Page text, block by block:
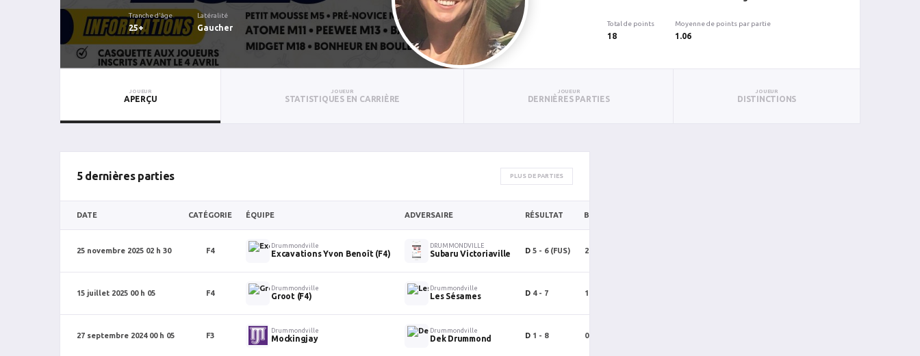
Tranche d'âge
25+
Latéralité
Gaucher Total de points
18
Moyenne de points par partie
1.06
JOUEUR
APERÇU
JOUEUR
STATISTIQUES EN CARRIÈRE
JOUEUR
DERNIÈRES PARTIES
JOUEUR
DISTINCTIONS
5 dernières parties PLUS DE PARTIES
DATE CATÉGORIE ÉQUIPE ADVERSAIRE RÉSULTAT B
25 novembre 2025 02 h 30 F4
Drummondville
Excavations Yvon Benoît (F4)
DRUMMONDVILLE
Subaru Victoriaville D 5 - 6 (FUS) 2
15 juillet 2025 00 h 05 F4
Drummondville
Groot (F4)
Drummondville
Les Sésames D 4 - 7 1
27 septembre 2024 00 h 05 F3
Drummondville
Mockingjay
Drummondville
Dek Drummond D 1 - 8 0